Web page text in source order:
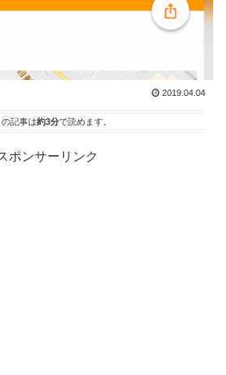
2019.04.04
の記事は約3分で読めます。
ポンサーリンク